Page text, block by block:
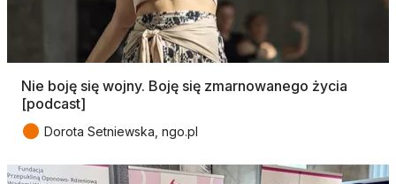
Nie boję się wojny. Boję się zmarnowanego życia
[podcast]
● Dorota Setniewska, ngo.pl